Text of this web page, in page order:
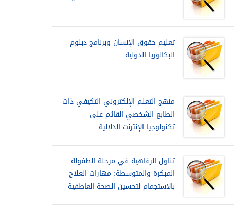
تعليم حقوق الإنسان وبرنامج دبلوم
البكالوريا الدولية
منهج التعلم الإلكتروني التكيفي ذات
الطابع الشخصي القائم على
تكنولوجيا الإنترنت الدلالية
تناول الرفاهية في مرحلة الطفولة
المبكرة والمتوسطة: مهارات العلاج
بالاستجمام لتحسين الصحة العاطفية